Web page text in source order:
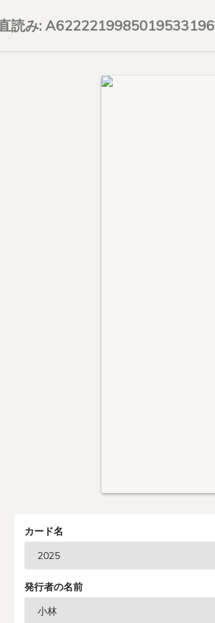
読み: A6222219985019533196
カード名
発行者の名前